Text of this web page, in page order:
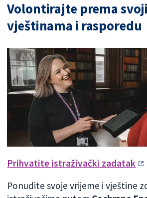
Volontirajte prema
vještinama i rasporedu
Prihvatite istraživački zadatak
Ponudite svoje vrijeme i vještine